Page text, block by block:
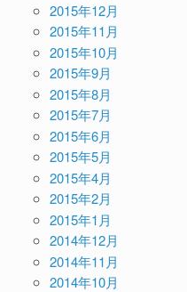
2015年12月
2015年11月
2015年10月
2015年9月
2015年8月
2015年7月
2015年6月
2015年5月
2015年4月
2015年2月
2015年1月
2014年12月
2014年11月
2014年10月